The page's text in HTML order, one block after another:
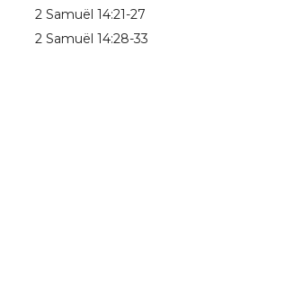
2 Samuël 14:21-27
2 Samuël 14:28-33